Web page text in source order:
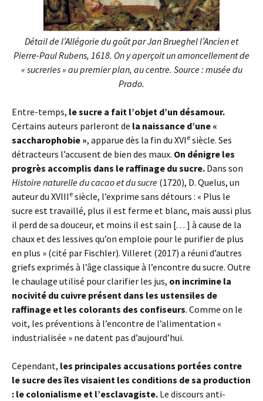
Détail de l’Allégorie du goût par Jan Brueghel l’Ancien et
Pierre-Paul Rubens, 1618. On y aperçoit un amoncellement de
« sucreries » au premier plan, au centre. Source : musée du
Prado.
Entre-temps, le sucre a fait l’objet d’un désamour.
Certains auteurs parleront de la naissance d’une «
saccharophobie », apparue dès la fin du XVI e siècle. Ses
détracteurs l’accusent de bien des maux. On dénigre les
progrès accomplis dans le raffinage du sucre. Dans son
Histoire naturelle du cacao et du sucre (1720), D. Quelus, un
auteur du XVIII e siècle, l’exprime sans détours : « Plus le
sucre est travaillé, plus il est ferme et blanc, mais aussi plus
il perd de sa douceur, et moins il est sain [. . . ] à cause de la
chaux et des lessives qu’on emploie pour le purifier de plus
en plus » (cité par Fischler). Villeret (2017) a réuni d’autres
griefs exprimés à l’âge classique à l’encontre du sucre. Outre
le chaulage utilisé pour clarifier les jus, on incrimine la
nocivité du cuivre présent dans les ustensiles de
raffinage et les colorants des confiseurs. Comme on le
voit, les préventions à l’encontre de l’alimentation «
industrialisée » ne datent pas d’aujourd’hui.
Cependant, les principales accusations portées contre
le sucre des îles visaient les conditions de sa production
: le colonialisme et l’esclavagiste. Le discours anti-